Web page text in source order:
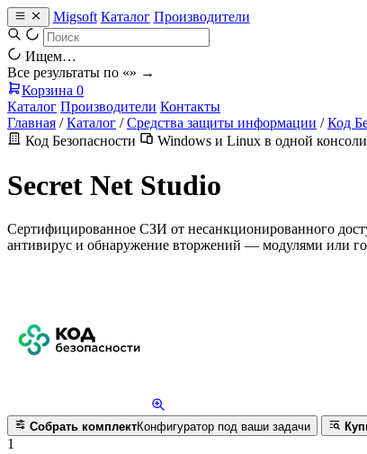
Migsoft Каталог Производители
Ищем…
Все результаты по «» →
Корзина 0
Каталог Производители Контакты
Главная / Каталог / Средства защиты информации / Код
Код Безопасности
Windows и Linux в одной консоли
Secret Net Studio
Сертифицированное СЗИ от несанкционированного
антивирус и обнаружение вторжений — модулями или
Собрать комплектКонфигуратор под ваши задачи
1